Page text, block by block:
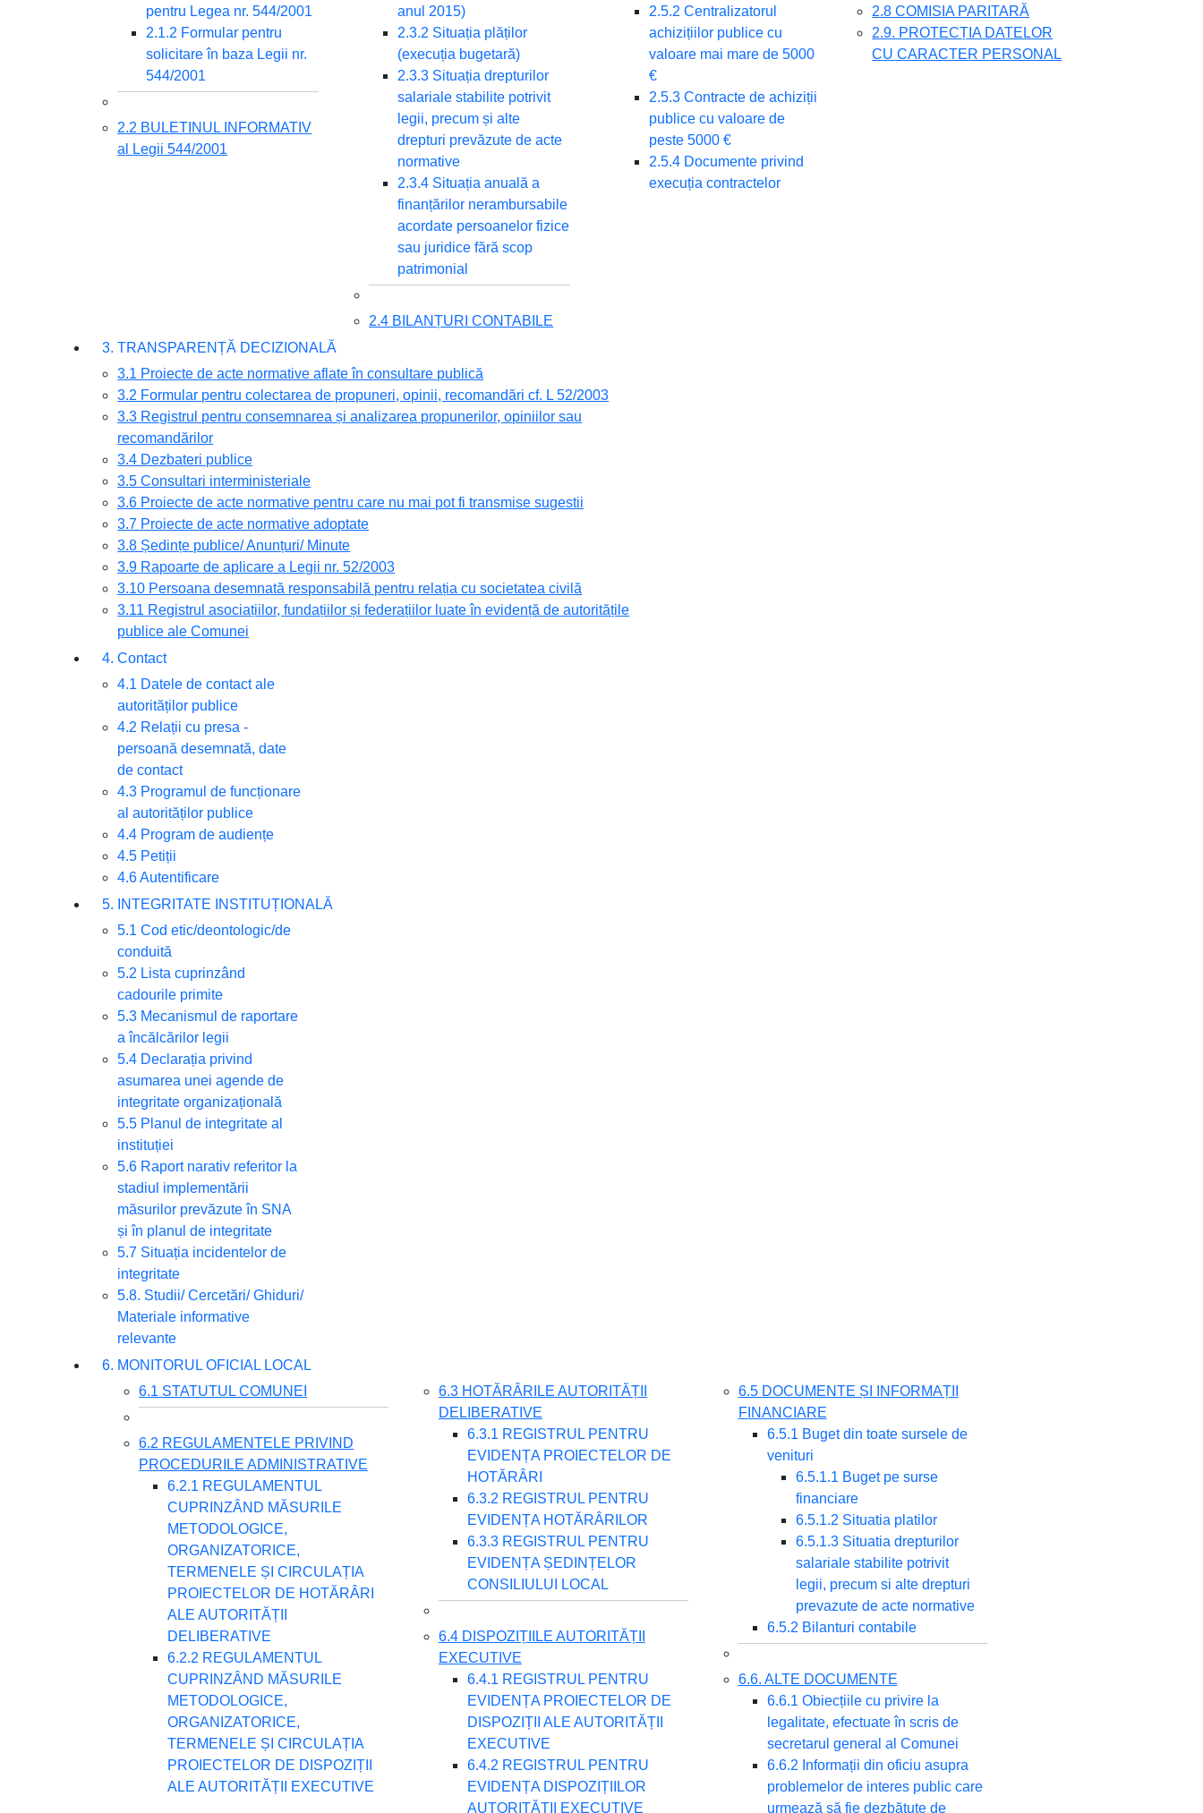
pentru Legea nr. 544/2001
2.1.2 Formular pentru
solicitare în baza Legii nr.
544/2001
2.2 BULETINUL INFORMATIV
al Legii 544/2001
anul 2015)
2.3.2 Situația plăților
(execuția bugetară)
2.3.3 Situația drepturilor
salariale stabilite potrivit
legii, precum și alte
drepturi prevăzute de acte
normative
2.3.4 Situația anuală a
finanțărilor nerambursabile
acordate persoanelor fizice
sau juridice fără scop
patrimonial
2.4 BILANȚURI CONTABILE
2.5.2 Centralizatorul
achizițiilor publice cu
valoare mai mare de 5000
€
2.5.3 Contracte de achiziții
publice cu valoare de
peste 5000 €
2.5.4 Documente privind
execuția contractelor
2.8 COMISIA PARITARĂ
2.9. PROTECȚIA DATELOR
CU CARACTER PERSONAL
3. TRANSPARENȚĂ DECIZIONALĂ
3.1 Proiecte de acte normative aflate în consultare publică
3.2 Formular pentru colectarea de propuneri, opinii, recomandări cf. L 52/2003
3.3 Registrul pentru consemnarea și analizarea propunerilor, opiniilor sau
recomandărilor
3.4 Dezbateri publice
3.5 Consultari interministeriale
3.6 Proiecte de acte normative pentru care nu mai pot fi transmise sugestii
3.7 Proiecte de acte normative adoptate
3.8 Ședințe publice/ Anunțuri/ Minute
3.9 Rapoarte de aplicare a Legii nr. 52/2003
3.10 Persoana desemnată responsabilă pentru relația cu societatea civilă
3.11 Registrul asociațiilor, fundațiilor și federațiilor luate în evidență de autoritățile
publice ale Comunei
4. Contact
4.1 Datele de contact ale
autorităților publice
4.2 Relații cu presa -
persoană desemnată, date
de contact
4.3 Programul de funcționare
al autorităților publice
4.4 Program de audiențe
4.5 Petiții
4.6 Autentificare
5. INTEGRITATE INSTITUȚIONALĂ
5.1 Cod etic/deontologic/de
conduită
5.2 Lista cuprinzând
cadourile primite
5.3 Mecanismul de raportare
a încălcărilor legii
5.4 Declarația privind
asumarea unei agende de
integritate organizațională
5.5 Planul de integritate al
instituției
5.6 Raport narativ referitor la
stadiul implementării
măsurilor prevăzute în SNA
și în planul de integritate
5.7 Situația incidentelor de
integritate
5.8. Studii/ Cercetări/ Ghiduri/
Materiale informative
relevante
6. MONITORUL OFICIAL LOCAL
6.1 STATUTUL COMUNEI
6.2 REGULAMENTELE PRIVIND
PROCEDURILE ADMINISTRATIVE
6.2.1 REGULAMENTUL
CUPRINZÂND MĂSURILE
METODOLOGICE,
ORGANIZATORICE,
TERMENELE ȘI CIRCULAȚIA
PROIECTELOR DE HOTĂRÂRI
ALE AUTORITĂȚII
DELIBERATIVE
6.2.2 REGULAMENTUL
CUPRINZÂND MĂSURILE
METODOLOGICE,
ORGANIZATORICE,
TERMENELE ȘI CIRCULAȚIA
PROIECTELOR DE DISPOZIȚII
ALE AUTORITĂȚII EXECUTIVE
6.3 HOTĂRÂRILE AUTORITĂȚII
DELIBERATIVE
6.3.1 REGISTRUL PENTRU
EVIDENȚA PROIECTELOR DE
HOTĂRÂRI
6.3.2 REGISTRUL PENTRU
EVIDENȚA HOTĂRÂRILOR
6.3.3 REGISTRUL PENTRU
EVIDENȚA ȘEDINȚELOR
CONSILIULUI LOCAL
6.4 DISPOZIȚIILE AUTORITĂȚII
EXECUTIVE
6.4.1 REGISTRUL PENTRU
EVIDENȚA PROIECTELOR DE
DISPOZIȚII ALE AUTORITĂȚII
EXECUTIVE
6.4.2 REGISTRUL PENTRU
EVIDENȚA DISPOZIȚIILOR
AUTORITĂȚII EXECUTIVE
6.5 DOCUMENTE ȘI INFORMAȚII
FINANCIARE
6.5.1 Buget din toate sursele de
venituri
6.5.1.1 Buget pe surse
financiare
6.5.1.2 Situatia platilor
6.5.1.3 Situatia drepturilor
salariale stabilite potrivit
legii, precum si alte drepturi
prevazute de acte normative
6.5.2 Bilanturi contabile
6.6. ALTE DOCUMENTE
6.6.1 Obiecțiile cu privire la
legalitate, efectuate în scris de
secretarul general al Comunei
6.6.2 Informații din oficiu asupra
problemelor de interes public care
urmează să fie dezbătute de